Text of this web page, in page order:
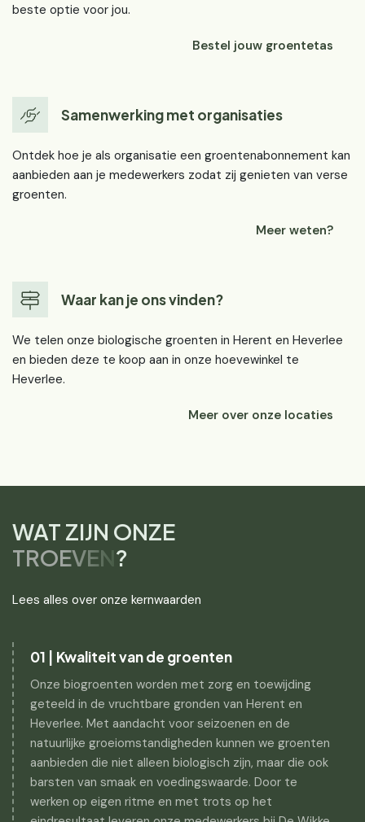
beste optie voor jou.
Bestel jouw groentetas
Samenwerking met organisaties
Ontdek hoe je als organisatie een groentenabonnement kan
aanbieden aan je medewerkers zodat zij genieten van verse
groenten.
Meer weten?
Waar kan je ons vinden?
We telen onze biologische groenten in Herent en Heverlee
en bieden deze te koop aan in onze hoevewinkel te
Heverlee.
Meer over onze locaties
WAT ZIJN ONZE
TROEVEN?
Lees alles over onze kernwaarden
01 | Kwaliteit van de groenten
Onze biogroenten worden met zorg en toewijding
geteeld in de vruchtbare gronden van Herent en
Heverlee. Met aandacht voor seizoenen en de
natuurlijke groeiomstandigheden kunnen we groenten
aanbieden die niet alleen biologisch zijn, maar die ook
barsten van smaak en voedingswaarde. Door te
werken op eigen ritme en met trots op het